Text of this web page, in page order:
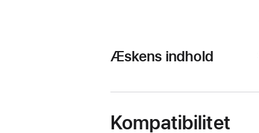
Æskens indhold
Kompatibilitet